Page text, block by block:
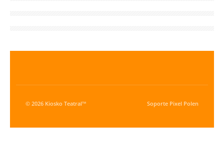
© 2026 Kiosko Teatral™ Soporte Pixel Polen